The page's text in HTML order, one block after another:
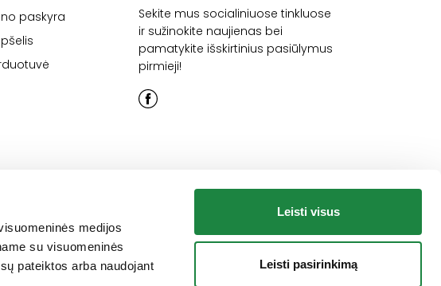
medijos
su visuomeninės
pateiktos arba naudojant
Leisti visus
Leisti pasirinkimą
paskyra
Sekite mus socialiniuose tinkluose
ir sužinokite naujienas bei
pamatykite išskirtinius pasiūlymus
pirmieji!